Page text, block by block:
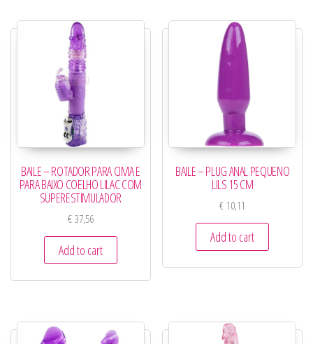
BAILE – ROTADOR PARA CIMA E
PARA BAIXO COELHO LILAC COM
SUPERESTIMULADOR
€37,56
Add to cart
BAILE – PLUG ANAL PEQUENO
LILS 15 CM
€ 10,11
Add to cart